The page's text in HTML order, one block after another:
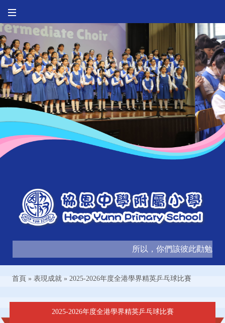
所以，你們該彼此勸勉，
首頁 » 表現成就 » 2025-2026年度全港學界精英乒乓球比賽
2025-2026年度全港學界精英乒乓球比賽